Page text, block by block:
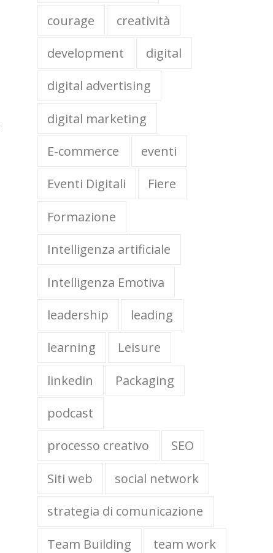
courage
creatività
development
digital
digital advertising
digital marketing
E-commerce
eventi
Eventi Digitali
Fiere
Formazione
Intelligenza artificiale
Intelligenza Emotiva
leadership
leading
learning
Leisure
linkedin
Packaging
podcast
processo creativo
SEO
Siti web
social network
strategia di comunicazione
Team Building
team work